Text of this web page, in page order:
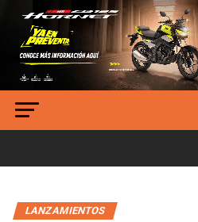
LANZAMIENTOS